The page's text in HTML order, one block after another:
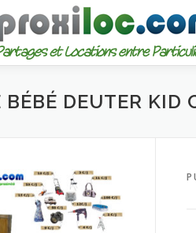
BÉBÉ DEUTER KID